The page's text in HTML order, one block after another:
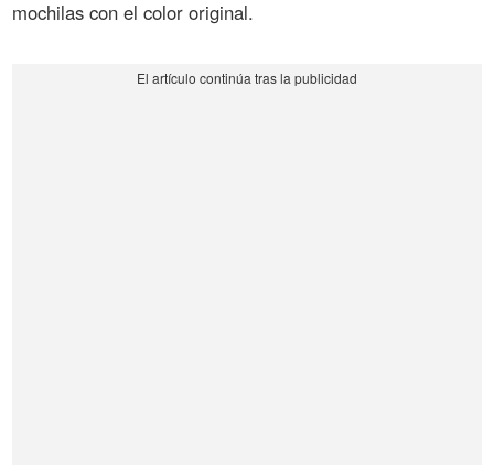
mochilas con el color original.